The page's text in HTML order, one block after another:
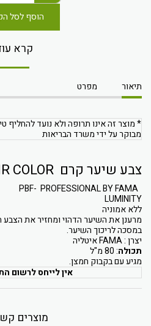
הוסף לסל
קרא
תיאור מפרט
* מוצר זה אינו תרופה ולא נועד להחליף
מבוקר על ידי משרד הבריאות
צבע שיער קרם HAIR COLOR
LUMINITY
ללא אמוניה
מרענן את השיער הדהוי ומחזיר את
במסכה לריכוך השיער.
יצרן : FAMA איטליה
תכולה: 80 מ"ל
מגיע עם בקבוק חמצן.
אין לייחס לרשום
מוצרים